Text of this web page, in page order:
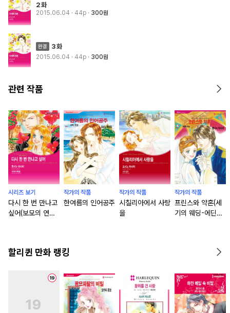
2화
2015.06.04 · 44p 300원
3화
2015.06.04 · 44p 300원
관련 작품
시리즈 보기
다시 한 번 만나고
싶어(보모의 연애
작가의 작품
한여름의 인어공주
작가의 작품
시칠리아에서 사랑
을
작가의 작품
프린스와 약혼(세
기의 웨딩-에딘버
할리퀸 만화 랭킹